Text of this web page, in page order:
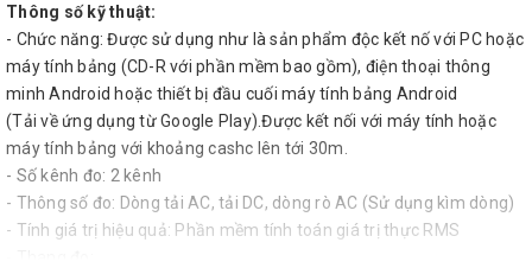
Thông số kỹ thuật:
- Chức năng: Được sử dụng như là sản phẩm độc kết nố với PC hoặc
máy tính bảng (CD-R với phần mềm bao gồm), điện thoại thông
minh Android hoặc thiết bị đầu cuối máy tính bảng Android
(Tải về ứng dụng từ Google Play).Được kết nối với máy tính hoặc
máy tính bảng với khoảng cashc lên tới 30m.
- Số kênh đo: 2 kênh
- Thông số đo: Dòng tải AC, tải DC, dòng rò AC (Sử dụng kìm dòng)
- Tính giá trị hiệu quả: Phần mềm tính toán giá trị thực RMS